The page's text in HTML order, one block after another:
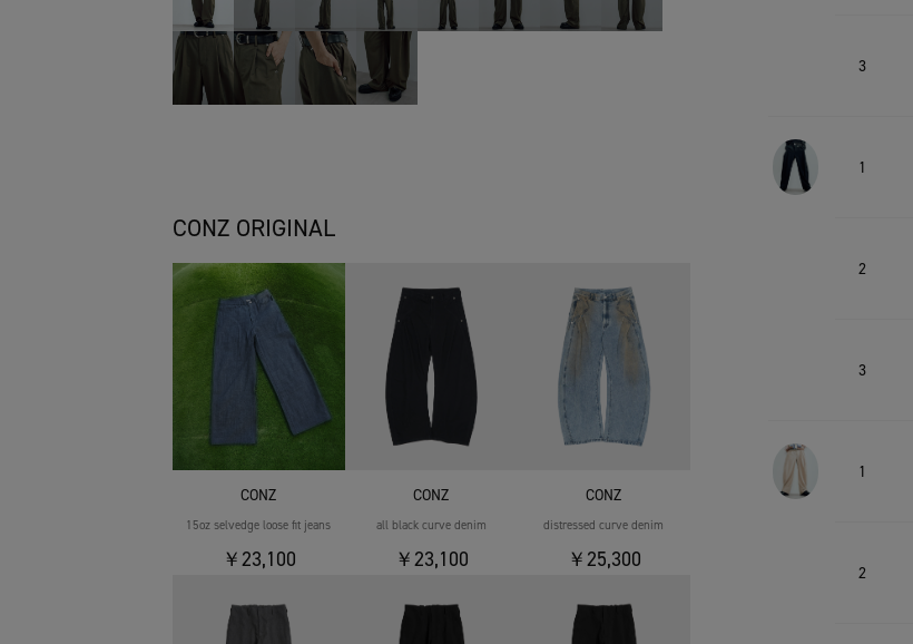
CONZ ORIGINAL
CONZ
15oz selvedge loose fit jeans
￥23,100
CONZ
all black curve denim
￥23,100
CONZ
distressed curve denim
￥25,300
3
1
2
3
1
2